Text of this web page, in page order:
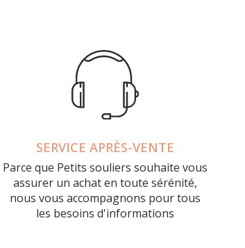
SERVICE APRÈS-VENTE
Parce que Petits souliers souhaite vous
assurer un achat en toute sérénité,
nous vous accompagnons pour tous
les besoins d'informations